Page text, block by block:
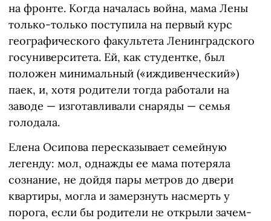
на фронте. Когда началась война, мама Лены
только-только поступила на первый курс
географического факультета Ленинградского
госуниверситета. Ей, как студентке, был
положен минимальный («иждивенческий»)
паек, и, хотя родители тогда работали на
заводе — изготавливали снаряды — семья
голодала.
Елена Осипова пересказывает семейную
легенду: мол, однажды ее мама потеряла
сознание, не дойдя пары метров до двери
квартиры, могла и замерзнуть насмерть у
порога, если бы родители не открыли зачем-